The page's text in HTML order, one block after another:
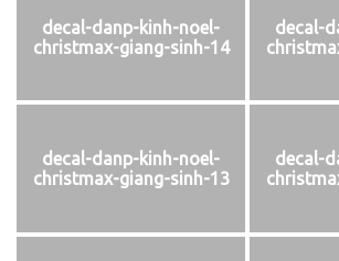
decal-danp-kinh-noel-
christmax-giang-sinh-14
decal-
decal-danp-kinh-noel-
christmax-giang-sinh-13
decal-